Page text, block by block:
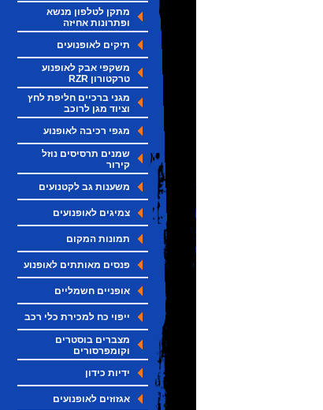
מתקן לטלפון מנשא
ופתרונות אחיזה
תיקים לאופנועים
משקפי אבק לאופנוע
טרקטורון RZR
מגני ברכיים חליפת לחץ
וציוד מגן לרוכב
מגפי רכיבה לאופנוע
שמנים תרסיסים נוזל
קירור
משענות גב לקטנועים
צמיגים לאופנועים
תמונות המקום
פנסים מאותתים לאופנוע
אופניים חשמליים
ייפוי כח למכירת כלי רכב
מצברים בוסטרים
וקומפרסורים
ידיות כידון
אגזוזים לאופנועים